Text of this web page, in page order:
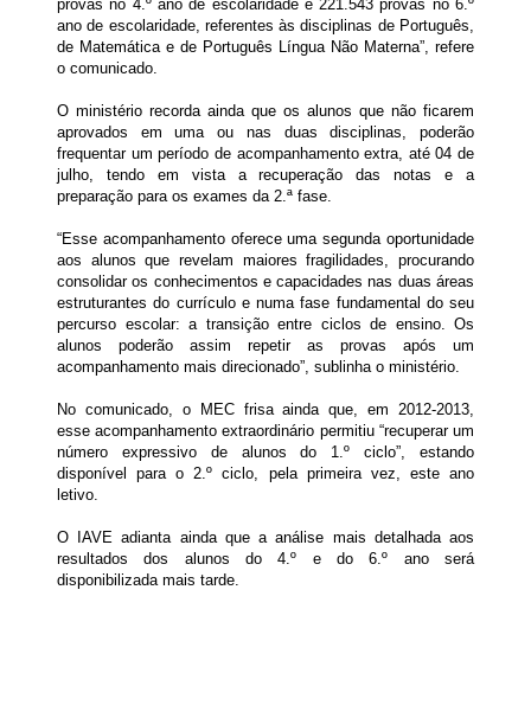
provas no 4.º ano de escolaridade e 221.543 provas no 6.º
ano de escolaridade, referentes às disciplinas de Português,
de Matemática e de Português Língua Não Materna”, refere
o comunicado.
O ministério recorda ainda que os alunos que não ficarem
aprovados em uma ou nas duas disciplinas, poderão
frequentar um período de acompanhamento extra, até 04 de
julho, tendo em vista a recuperação das notas e a
preparação para os exames da 2.ª fase.
“Esse acompanhamento oferece uma segunda oportunidade
aos alunos que revelam maiores fragilidades, procurando
consolidar os conhecimentos e capacidades nas duas áreas
estruturantes do currículo e numa fase fundamental do seu
percurso escolar: a transição entre ciclos de ensino. Os
alunos poderão assim repetir as provas após um
acompanhamento mais direcionado”, sublinha o ministério.
No comunicado, o MEC frisa ainda que, em 2012-2013,
esse acompanhamento extraordinário permitiu “recuperar um
número expressivo de alunos do 1.º ciclo”, estando
disponível para o 2.º ciclo, pela primeira vez, este ano
letivo.
O IAVE adianta ainda que a análise mais detalhada aos
resultados dos alunos do 4.º e do 6.º ano será
disponibilizada mais tarde.